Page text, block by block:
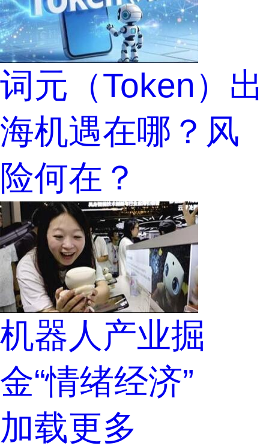
词元（Token）出
海机遇在哪？风
险何在？
机器人产业掘
金“情绪经济”
加载更多